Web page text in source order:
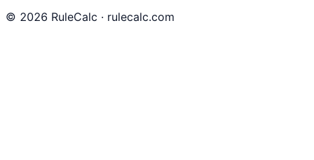
© 2026 RuleCalc · rulecalc.com